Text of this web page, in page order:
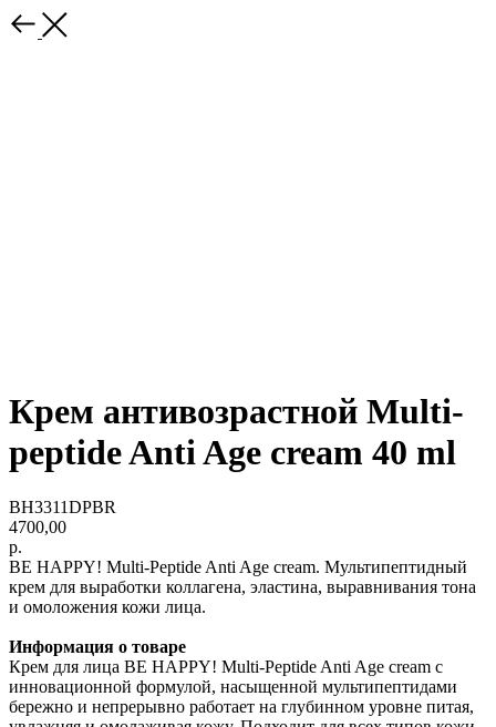
Крем антивозрастной Multi-
peptide Anti Age cream 40 ml
BH3311DPBR
4700,00
р.
BE HAPPY! Multi-Peptide Anti Age cream. Мультипептидный
крем для выработки коллагена, эластина, выравнивания тона
и омоложения кожи лица.
Информация о товаре
Крем для лица BE HAPPY! Multi-Peptide Anti Age cream с
инновационной формулой, насыщенной мультипептидами
бережно и непрерывно работает на глубинном уровне питая,